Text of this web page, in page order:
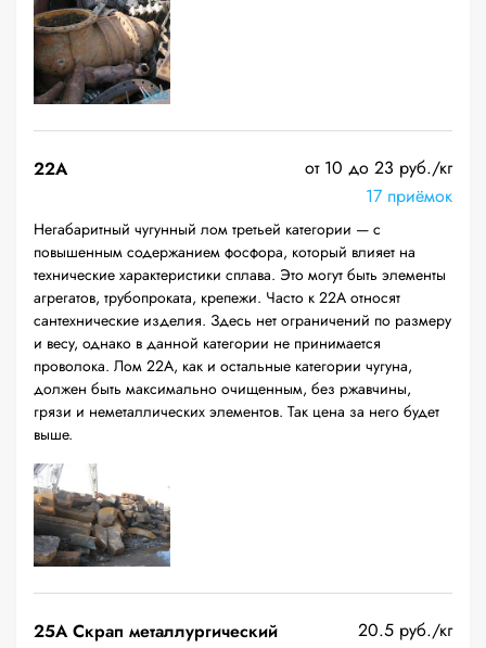
22A
от 10 до 23 руб./кг
17 приёмок
Негабаритный чугунный лом третьей категории — с
повышенным содержанием фосфора, который влияет на
технические характеристики сплава. Это могут быть элементы
агрегатов, трубопроката, крепежи. Часто к 22А относят
сантехнические изделия. Здесь нет ограничений по размеру
и весу, однако в данной категории не принимается
проволока. Лом 22А, как и остальные категории чугуна,
должен быть максимально очищенным, без ржавчины,
грязи и неметаллических элементов. Так цена за него будет
выше.
25A Скрап металлургический
20.5 руб./кг